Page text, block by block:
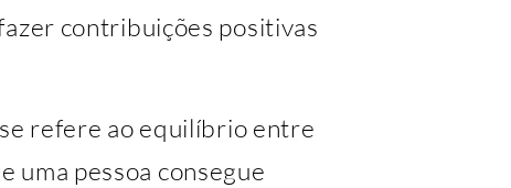
contribuições positivas
refere ao equilíbrio entre
uma pessoa consegue